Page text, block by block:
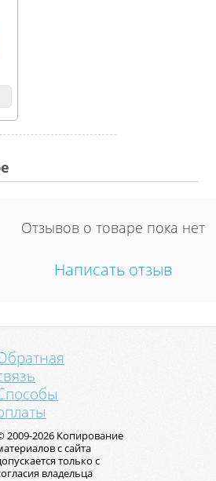
Отзывов о товаре пока нет
Написать отзыв
2009-2026 Копирование
с сайта
только с
владельца